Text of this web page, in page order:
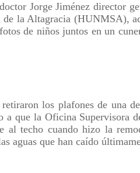
Jorge Jiménez director
de la Altagracia (HUNMSA),
de niños juntos en un
los plafones de una
a que la Oficina Supervisora
al techo cuando hizo la
aguas que han caído